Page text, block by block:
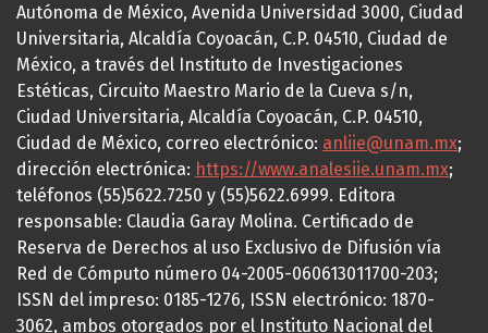
Autónoma de México, Avenida Universidad 3000, Ciudad
Universitaria, Alcaldía Coyoacán, C.P. 04510, Ciudad de
México, a través del Instituto de Investigaciones
Estéticas, Circuito Maestro Mario de la Cueva s/n,
Ciudad Universitaria, Alcaldía Coyoacán, C.P. 04510,
Ciudad de México, correo electrónico: anliie@unam.mx;
dirección electrónica: https://www.analesiie.unam.mx;
teléfonos (55)5622.7250 y (55)5622.6999. Editora
responsable: Claudia Garay Molina. Certificado de
Reserva de Derechos al uso Exclusivo de Difusión vía
Red de Cómputo número 04-2005-060613011700-203;
ISSN del impreso: 0185-1276, ISSN electrónico: 1870-
3062, ambos otorgados por el Instituto Nacional del